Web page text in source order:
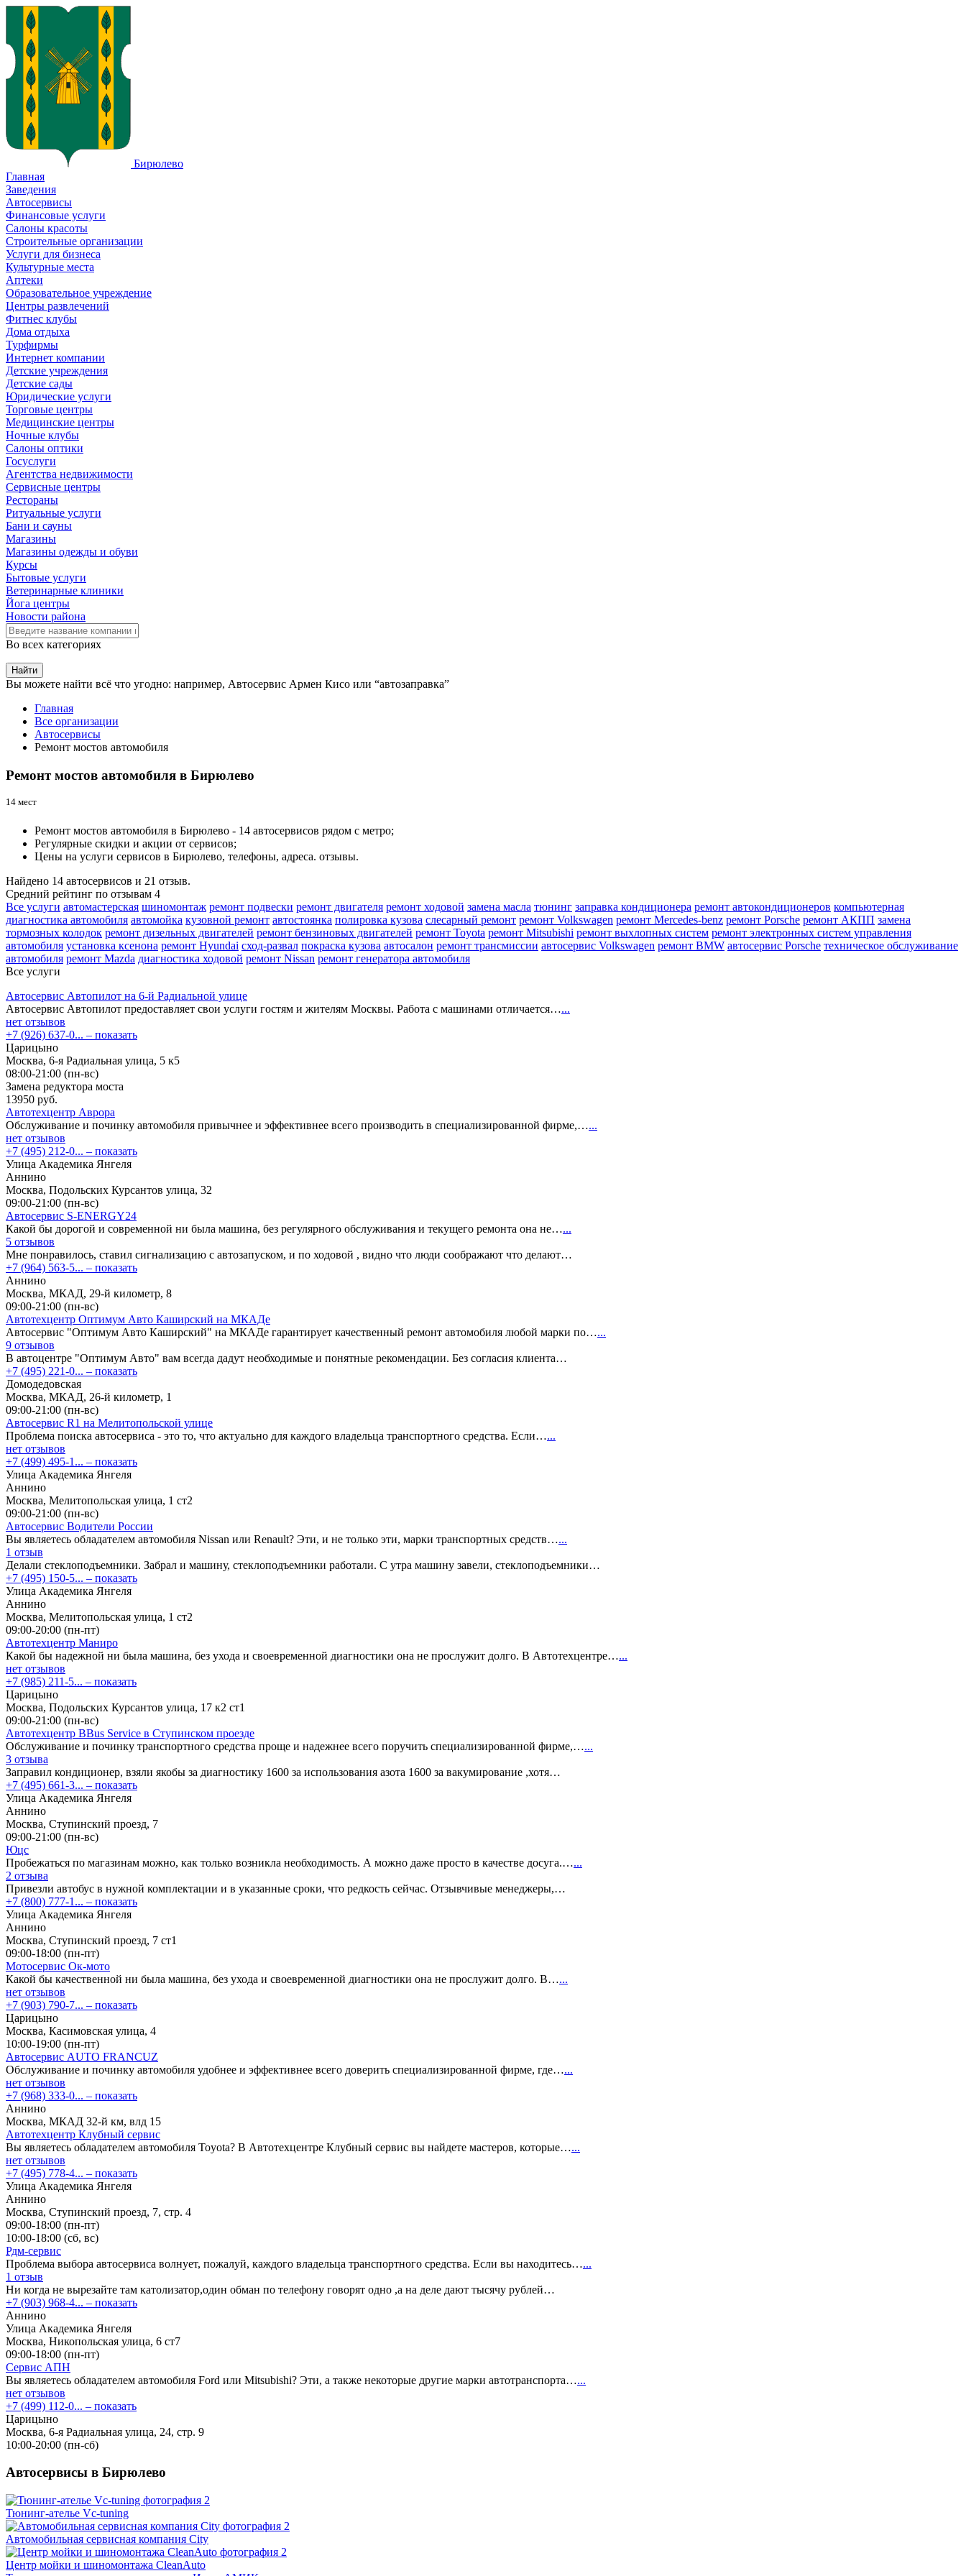
Бирюлево
Главная
Заведения
Автосервисы
Финансовые услуги
Салоны красоты
Строительные организации
Услуги для бизнеса
Культурные места
Аптеки
Образовательное учреждение
Центры развлечений
Фитнес клубы
Дома отдыха
Турфирмы
Интернет компании
Детские учреждения
Детские сады
Юридические услуги
Торговые центры
Медицинские центры
Ночные клубы
Салоны оптики
Госуслуги
Агентства недвижимости
Сервисные центры
Рестораны
Ритуальные услуги
Бани и сауны
Магазины
Магазины одежды и обуви
Курсы
Бытовые услуги
Ветеринарные клиники
Йога центры
Новости района
Во всех категориях
Найти
Вы можете найти всё что угодно: например, Автосервис Армен Кисо или “автозаправка”
Главная
Все организации
Автосервисы
Ремонт мостов автомобиля
Ремонт мостов автомобиля в Бирюлево
14 мест
Ремонт мостов автомобиля в Бирюлево - 14 автосервисов рядом с метро;
Регулярные скидки и акции от сервисов;
Цены на услуги сервисов в Бирюлево, телефоны, адреса. отзывы.
Найдено 14 автосервисов и 21 отзыв.
Средний рейтинг по отзывам 4
Все услуги автомастерская шиномонтаж ремонт подвески ремонт двигателя ремонт ходовой замена масла тюнинг заправка кондиционера ремонт автокондиционеров компьютерная
диагностика автомобиля автомойка кузовной ремонт автостоянка полировка кузова слесарный ремонт ремонт Volkswagen ремонт Mercedes-benz ремонт Porsche ремонт АКПП замена
тормозных колодок ремонт дизельных двигателей ремонт бензиновых двигателей ремонт Toyota ремонт Mitsubishi ремонт выхлопных систем ремонт электронных систем управления
автомобиля установка ксенона ремонт Hyundai сход-развал покраска кузова автосалон ремонт трансмиссии автосервис Volkswagen ремонт BMW автосервис Porsche техническое обслуживание
автомобиля ремонт Mazda диагностика ходовой ремонт Nissan ремонт генератора автомобиля
Все услуги
Автосервис Автопилот на 6-й Радиальной улице
Автосервис Автопилот предоставляет свои услуги гостям и жителям Москвы. Работа с машинами отличается…...
нет отзывов
+7 (926) 637-0... – показать
Царицыно
Москва, 6-я Радиальная улица, 5 к5
08:00-21:00 (пн-вс)
Замена редуктора моста
13950 руб.
Автотехцентр Аврора
Обслуживание и починку автомобиля привычнее и эффективнее всего производить в специализированной фирме,…...
нет отзывов
+7 (495) 212-0... – показать
Улица Академика Янгеля
Аннино
Москва, Подольских Курсантов улица, 32
09:00-21:00 (пн-вс)
Автосервис S-ENERGY24
Какой бы дорогой и современной ни была машина, без регулярного обслуживания и текущего ремонта она не…...
5 отзывов
Мне понравилось, ставил сигнализацию с автозапуском, и по ходовой , видно что люди соображают что делают…
+7 (964) 563-5... – показать
Аннино
Москва, МКАД, 29-й километр, 8
09:00-21:00 (пн-вс)
Автотехцентр Оптимум Авто Каширский на МКАДе
Автосервис "Оптимум Авто Каширский" на МКАДе гарантирует качественный ремонт автомобиля любой марки по…...
9 отзывов
В автоцентре "Оптимум Авто" вам всегда дадут необходимые и понятные рекомендации. Без согласия клиента…
+7 (495) 221-0... – показать
Домодедовская
Москва, МКАД, 26-й километр, 1
09:00-21:00 (пн-вс)
Автосервис R1 на Мелитопольской улице
Проблема поиска автосервиса - это то, что актуально для каждого владельца транспортного средства. Если…...
нет отзывов
+7 (499) 495-1... – показать
Улица Академика Янгеля
Аннино
Москва, Мелитопольская улица, 1 ст2
09:00-21:00 (пн-вс)
Автосервис Водители России
Вы являетесь обладателем автомобиля Nissan или Renault? Эти, и не только эти, марки транспортных средств…...
1 отзыв
Делали стеклоподъемники. Забрал и машину, стеклоподъемники работали. С утра машину завели, стеклоподъемники…
+7 (495) 150-5... – показать
Улица Академика Янгеля
Аннино
Москва, Мелитопольская улица, 1 ст2
09:00-20:00 (пн-пт)
Автотехцентр Маниро
Какой бы надежной ни была машина, без ухода и своевременной диагностики она не прослужит долго. В Автотехцентре…...
нет отзывов
+7 (985) 211-5... – показать
Царицыно
Москва, Подольских Курсантов улица, 17 к2 ст1
09:00-21:00 (пн-вс)
Автотехцентр BBus Service в Ступинском проезде
Обслуживание и починку транспортного средства проще и надежнее всего поручить специализированной фирме,…...
3 отзыва
Заправил кондиционер, взяли якобы за диагностику 1600 за использования азота 1600 за вакумирование ,хотя…
+7 (495) 661-3... – показать
Улица Академика Янгеля
Аннино
Москва, Ступинский проезд, 7
09:00-21:00 (пн-вс)
Юцс
Пробежаться по магазинам можно, как только возникла необходимость. А можно даже просто в качестве досуга.…...
2 отзыва
Привезли автобус в нужной комплектации и в указанные сроки, что редкость сейчас. Отзывчивые менеджеры,…
+7 (800) 777-1... – показать
Улица Академика Янгеля
Аннино
Москва, Ступинский проезд, 7 ст1
09:00-18:00 (пн-пт)
Мотосервис Ок-мото
Какой бы качественной ни была машина, без ухода и своевременной диагностики она не прослужит долго. В…...
нет отзывов
+7 (903) 790-7... – показать
Царицыно
Москва, Касимовская улица, 4
10:00-19:00 (пн-пт)
Автосервис AUTO FRANCUZ
Обслуживание и починку автомобиля удобнее и эффективнее всего доверить специализированной фирме, где…...
нет отзывов
+7 (968) 333-0... – показать
Аннино
Москва, МКАД 32-й км, влд 15
Автотехцентр Клубный сервис
Вы являетесь обладателем автомобиля Toyota? В Автотехцентре Клубный сервис вы найдете мастеров, которые…...
нет отзывов
+7 (495) 778-4... – показать
Улица Академика Янгеля
Аннино
Москва, Ступинский проезд, 7, стр. 4
09:00-18:00 (пн-пт)
10:00-18:00 (сб, вс)
Рдм-сервис
Проблема выбора автосервиса волнует, пожалуй, каждого владельца транспортного средства. Если вы находитесь…...
1 отзыв
Ни когда не вырезайте там католизатор,один обман по телефону говорят одно ,а на деле дают тысячу рублей…
+7 (903) 968-4... – показать
Аннино
Улица Академика Янгеля
Москва, Никопольская улица, 6 ст7
09:00-18:00 (пн-пт)
Сервис АПН
Вы являетесь обладателем автомобиля Ford или Mitsubishi? Эти, а также некоторые другие марки автотранспорта…...
нет отзывов
+7 (499) 112-0... – показать
Царицыно
Москва, 6-я Радиальная улица, 24, стр. 9
10:00-20:00 (пн-сб)
Автосервисы в Бирюлево
Тюнинг-ателье Vc-tuning
Автомобильная сервисная компания City
Центр мойки и шиномонтажа CleanAuto